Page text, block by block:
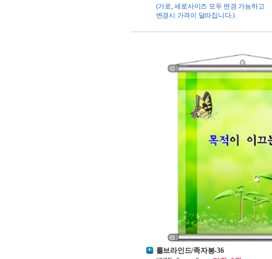
(가로, 세로사이즈 모두 변경 가능하고
변경시 가격이 달라집니다.)
롤브라인드/족자봉-36